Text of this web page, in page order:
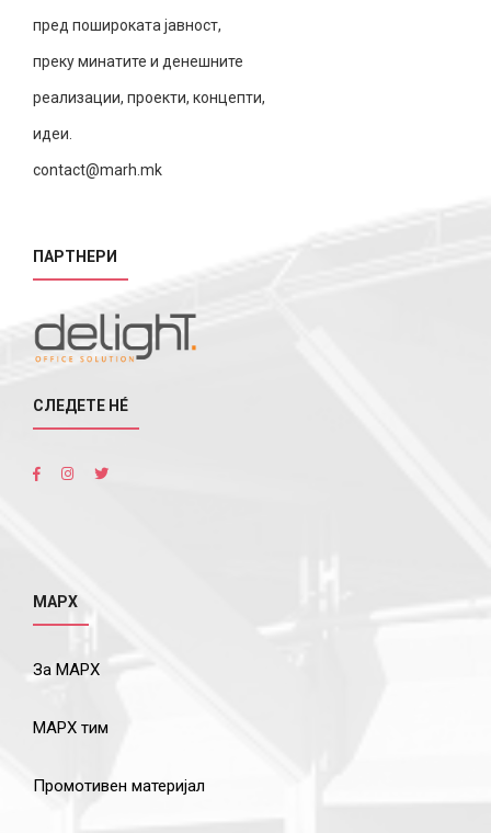
пред пошироката јавност,
преку минатите и денешните
реализации, проекти, концепти,
идеи.
contact@marh.mk
ПАРТНЕРИ
СЛЕДЕТЕ НÉ
МАРХ
За МАРХ
МАРХ тим
Промотивен материјал